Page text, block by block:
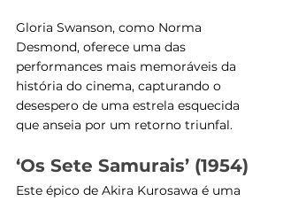
Gloria Swanson, como Norma
Desmond, oferece uma das
performances mais memoráveis da
história do cinema, capturando o
desespero de uma estrela esquecida
que anseia por um retorno triunfal​​​​.
‘Os Sete Samurais’ (1954)
Este épico de Akira Kurosawa é uma